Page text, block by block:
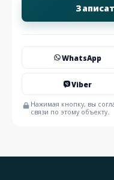
WhatsApp
Viber
Нажимая кнопку, вы
связи по этому объекту.